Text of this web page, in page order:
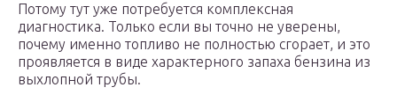
Потому тут уже потребуется комплексная
диагностика. Только если вы точно не уверены,
почему именно топливо не полностью сгорает, и это
проявляется в виде характерного запаха бензина из
выхлопной трубы.